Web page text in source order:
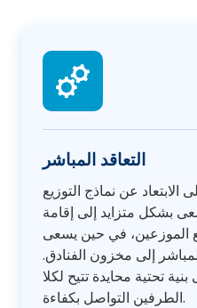
التعاقد المباشر
الابتعاد عن نماذج التوزيع
بشكل متزايد إلى إقامة
الموزعين، في حين يسعى
إلى مخزون الفنادق.
تحتية محايدة تتيح لكلا
الطرفين التواصل بكفاءة.